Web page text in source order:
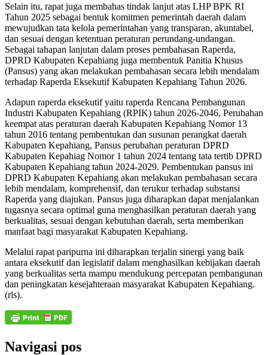
Selain itu, rapat juga membahas tindak lanjut atas LHP BPK RI
Tahun 2025 sebagai bentuk komitmen pemerintah daerah dalam
mewujudkan tata kelola pemerintahan yang transparan, akuntabel,
dan sesuai dengan ketentuan peraturan perundang-undangan.
Sebagai tahapan lanjutan dalam proses pembahasan Raperda,
DPRD Kabupaten Kepahiang juga membentuk Panitia Khusus
(Pansus) yang akan melakukan pembahasan secara lebih mendalam
terhadap Raperda Eksekutif Kabupaten Kepahiang Tahun 2026.
Adapun raperda eksekutif yaitu raperda Rencana Pembangunan
Industri Kabupaten Kepahiang (RPIK) tahun 2026-2046, Perubahan
keempat atas peraturan daerah Kabupaten Kepahiang Nomor 13
tahun 2016 tentang pembentukan dan susunan perangkat daerah
Kabupaten Kepahiang, Pansus perubahan peraturan DPRD
Kabupaten Kepahiag Nomor 1 tahun 2024 tentang tata tertib DPRD
Kabupaten Kepahiang tahun 2024-2029. Pembentukan pansus ini
DPRD Kabupaten Kepahiang akan melakukan pembahasan secara
lebih mendalam, komprehensif, dan terukur terhadap substansi
Raperda yang diajukan. Pansus juga diharapkan dapat menjalankan
tugasnya secara optimal guna menghasilkan peraturan daerah yang
berkualitas, sesuai dengan kebutuhan daerah, serta memberikan
manfaat bagi masyarakat Kabupaten Kepahiang.
Melalui rapat paripurna ini diharapkan terjalin sinergi yang baik
antara eksekutif dan legislatif dalam menghasilkan kebijakan daerah
yang berkualitas serta mampu mendukung percepatan pembangunan
dan peningkatan kesejahteraan masyarakat Kabupaten Kepahiang.
(rls).
Navigasi pos